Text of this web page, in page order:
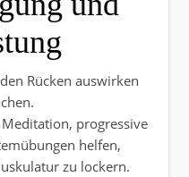
Rücken auswirken
progressive
helfen,
zu lockern.